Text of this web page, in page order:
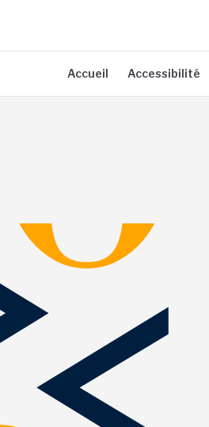
Accueil Accessibilité